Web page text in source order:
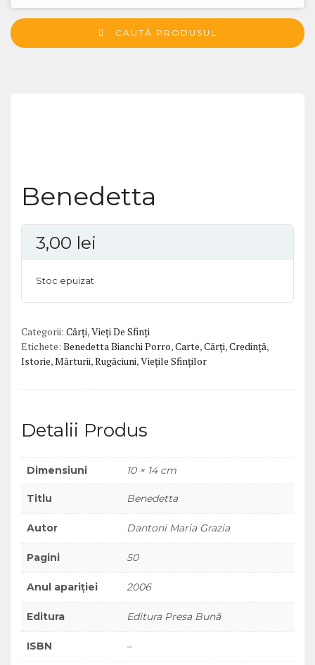
CAUTĂ PRODUSUL
Benedetta
3,00 lei
Stoc epuizat
Categorii: Cărți,Vieți De Sfinți
Etichete: Benedetta Bianchi Porro,Carte,Cărți,Credință,
Istorie,Mărturii,Rugăciuni,Viețile Sfinților
Detalii Produs
Dimensiuni 10 × 14 cm
Titlu Benedetta
Autor Dantoni Maria Grazia
Pagini 50
Anul apariției 2006
Editura Editura Presa Bună
ISBN –